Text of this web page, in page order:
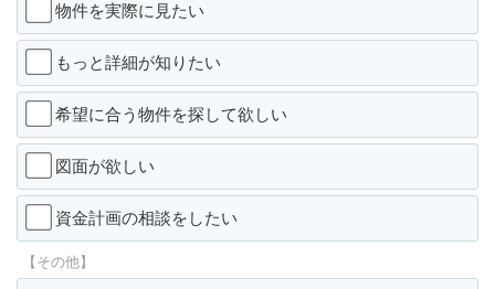
物件を実際に見たい
もっと詳細が知りたい
希望に合う物件を探して欲しい
図面が欲しい
資金計画の相談をしたい
【その他】